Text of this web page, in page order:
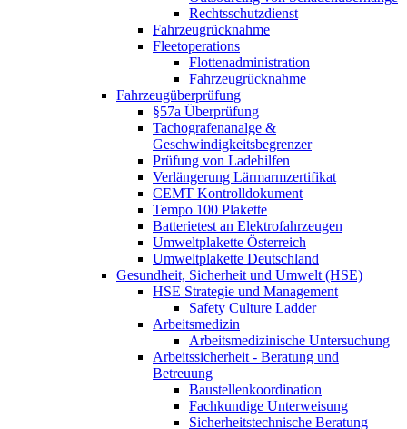
Rechtsschutzdienst
Fahrzeugrücknahme
Fleetoperations
Flottenadministration
Fahrzeugrücknahme
Fahrzeugüberprüfung
§57a Überprüfung
Tachografenanalge &
Geschwindigkeitsbegrenzer
Prüfung von Ladehilfen
Verlängerung Lärmarmzertifikat
CEMT Kontrolldokument
Tempo 100 Plakette
Batterietest an Elektrofahrzeugen
Umweltplakette Österreich
Umweltplakette Deutschland
Gesundheit, Sicherheit und Umwelt (HSE)
HSE Strategie und Management
Safety Culture Ladder
Arbeitsmedizin
Arbeitsmedizinische Untersuchung
Arbeitssicherheit - Beratung und
Betreuung
Baustellenkoordination
Fachkundige Unterweisung
Sicherheitstechnische Beratung